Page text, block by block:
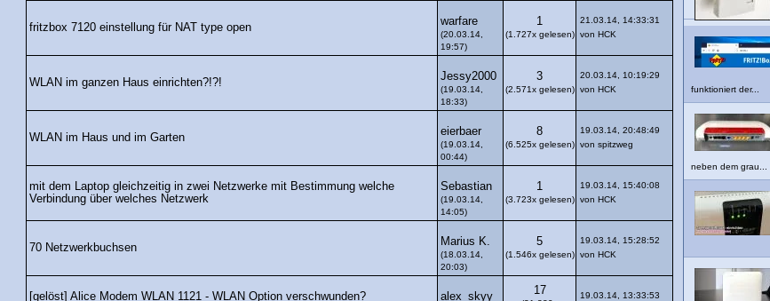
fritzbox 7120 einstellung für NAT type open
warfare
(20.03.14,
19:57)
1
(1.727x gelesen)
21.03.14, 14:33:31
von HCK
WLAN im ganzen Haus einrichten?!?!
Jessy2000
(19.03.14,
18:33)
3
(2.571x gelesen)
20.03.14, 10:19:29
von HCK
WLAN im Haus und im Garten
eierbaer
(19.03.14,
00:44)
8
(6.525x gelesen)
19.03.14, 20:48:49
von spitzweg
mit dem Laptop gleichzeitig in zwei Netzwerke mit Bestimmung welche
Verbindung über welches Netzwerk
Sebastian
(19.03.14,
14:05)
1
(3.723x gelesen)
19.03.14, 15:40:08
von HCK
70 Netzwerkbuchsen
Marius K.
(18.03.14,
20:03)
5
(1.546x gelesen)
19.03.14, 15:28:52
von HCK
[gelöst] Alice Modem WLAN 1121 - WLAN Option verschwunden? alex_skyy 17
19.03.14, 13:33:53
funktioniert der...
neben dem grau...